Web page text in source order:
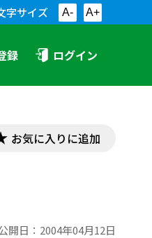
字サイズ A- A+
録 ログイン
お気に入りに追加
開日： 2004年04月12日